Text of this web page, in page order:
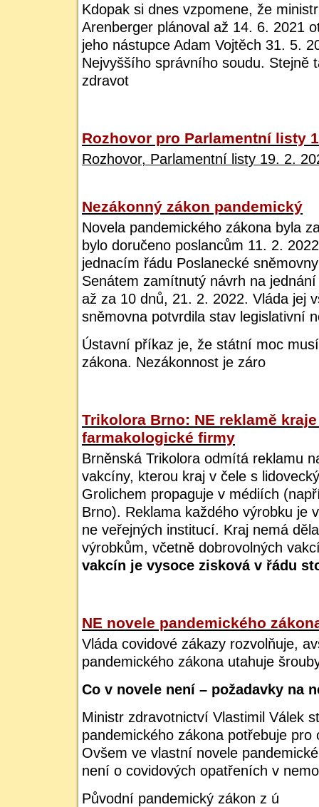
Kdopak si dnes vzpomene, že
Arenberger plánoval až 14. 6. 2021
jeho nástupce Adam Vojtěch 31. 5.
Nejvyššího správního soudu. Stejně
zdravot
Rozhovor pro Parlamentní listy
Rozhovor, Parlamentní listy 19. 2.
Nezákonný zákon pandemický
Novela pandemického zákona byla
bylo doručeno poslancům 11. 2.
jednacím řádu Poslanecké
Senátem zamítnutý návrh na
až za 10 dnů, 21. 2. 2022. Vláda jej
sněmovna potvrdila stav legislativní
Ústavní příkaz je, že státní moc
zákona. Nezákonnost je záro
Trikolora Brno: NE reklamě
farmakologické firmy
Brněnská Trikolora odmítá reklamu
vakcíny, kterou kraj v čele s
Grolichem propaguje v médiích
Brno). Reklama každého výrobku je
ne veřejných institucí. Kraj nemá
výrobkům, včetně dobrovolných
vakcín je vysoce zisková v řádu
NE novele pandemického
Vláda covidové zákazy rozvolňuje,
pandemického zákona utahuje
Co v novele není – požadavky na
Ministr zdravotnictví Vlastimil Válek
pandemického zákona potřebuje
Ovšem ve vlastní novele
není o covidových opatřeních v
Původní pandemický zákon z ú